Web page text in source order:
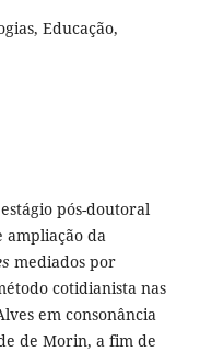
Educação,
pós-doutoral
ampliação da
mediados por
cotidianista nas
em consonância
de Morin, a fim de